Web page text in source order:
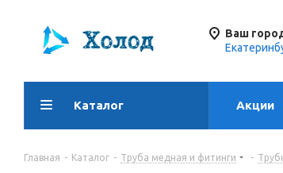
Ваш
Каталог Акции
Главная - Каталог - Труба медная и фитинги -